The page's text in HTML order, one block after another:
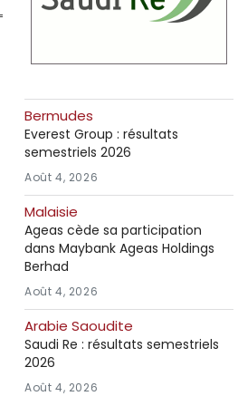
Bermudes
Everest Group : résultats
semestriels 2026
Août 4, 2026
Malaisie
Ageas cède sa participation
dans Maybank Ageas Holdings
Berhad
Août 4, 2026
Arabie Saoudite
Saudi Re : résultats semestriels
2026
Août 4, 2026